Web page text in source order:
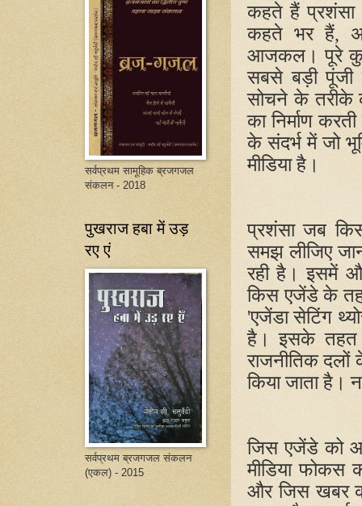
कहते हैं प्रशंसा
कहते भर हैं,
आजकल। पूरे
सबसे बड़ी पूंजी
सोचने के तरीके
का निर्माण
के संदर्भ में जो
मीडिया है।
प्रशंसा जब
समझ लीजिए
रही है। इसमें
किस एजेंडे के तहत
'एजेंडा सेटिंग
है। इसके तहत
राजनीतिक
किया जाता
जिस एजेंडे को
मीडिया फोकस
और जिस खबर
सर्वप्रथम सामूहिक ब्रजगजल
संकलन - 2018
पुखराज हबा में उड़
रए एं
सर्वप्रथम ब्रजगजल संकलन
(एकल) - 2015